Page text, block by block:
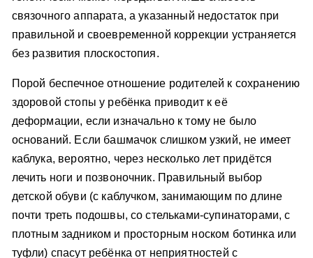
связочного аппарата, а указанный недостаток при
правильной и своевременной коррекции устраняется
без развития плоскостопия.
Порой беспечное отношение родителей к сохранению
здоровой стопы у ребёнка приводит к её
деформации, если изначально к тому не было
оснований. Если башмачок слишком узкий, не имеет
каблука, вероятно, через несколько лет придётся
лечить ноги и позвоночник. Правильный выбор
детской обуви (с каблучком, занимающим по длине
почти треть подошвы, со стельками-супинаторами, с
плотным задником и просторным носком ботинка или
туфли) спасут ребёнка от неприятностей с